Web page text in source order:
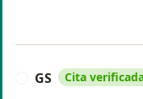
GS Cita